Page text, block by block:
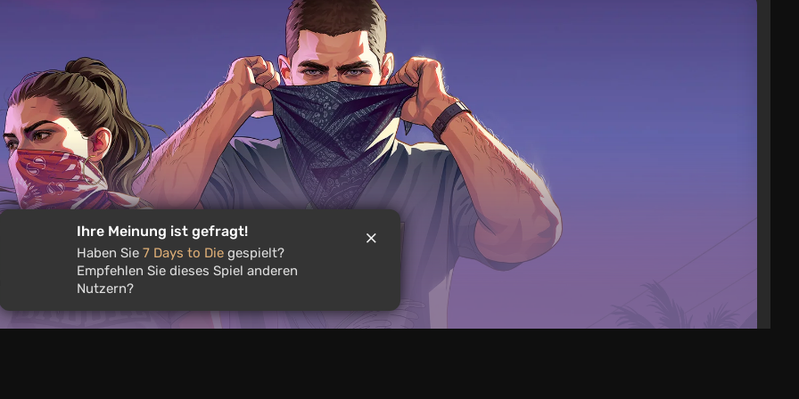
GTA 6-Präsentation an
Ihre Meinung ist gefragt!
Haben Sie 7 Days to Die gespielt?
Empfehlen Sie dieses Spiel anderen
Nutzern?